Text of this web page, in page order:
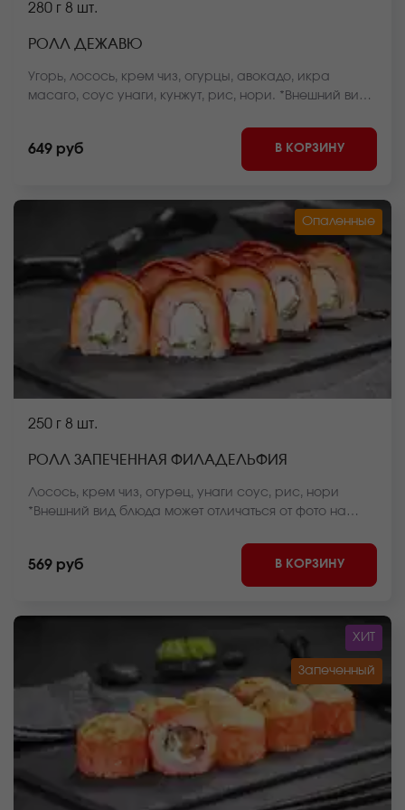
280 г 8 шт.
РОЛЛ ДЕЖАВЮ
Угорь, лосось, крем чиз, огурцы, авокадо, икра
масаго, соус унаги, кунжут, рис, нори. *Внешний вид
649 руб В КОРЗИНУ
Опаленные
250 г 8 шт.
РОЛЛ ЗАПЕЧЕННАЯ ФИЛАДЕЛЬФИЯ
Лосось, крем чиз, огурец, унаги соус, рис, нори
*Внешний вид блюда может отличаться от фото на
569 руб В КОРЗИНУ
ХИТ
Запеченный